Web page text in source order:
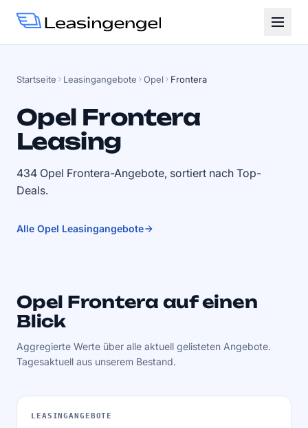
Startseite Leasingangebote Opel Frontera
Opel Frontera
Leasing
434 Opel Frontera-Angebote, sortiert nach Top-
Deals.
Alle Opel Leasingangebote
Opel Frontera auf einen
Blick
Aggregierte Werte über alle aktuell gelisteten Angebote.
Tagesaktuell aus unserem Bestand.
LEASINGANGEBOTE